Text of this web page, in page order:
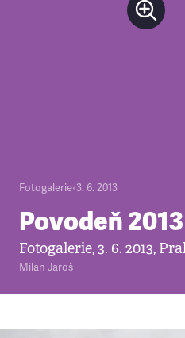
Fotogalerie•3. 6. 2013
Povodeň
Fotogalerie, 3. 6. 2013,
Milan Jaroš